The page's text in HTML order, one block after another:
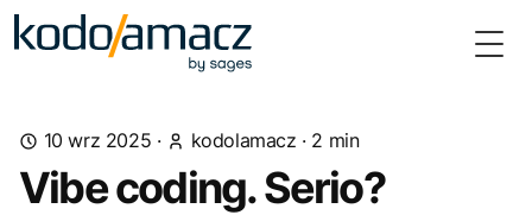
10 wrz 2025 · kodolamacz · 2 min
Vibe coding. Serio?